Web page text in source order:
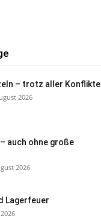
– trotz aller Konflikte
2026
auch ohne große
2026
Lagerfeuer